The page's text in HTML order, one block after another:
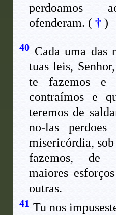
ofenderam. ( †)
40 Cada uma das
tuas leis,
te fazemos e
contraímos e
teremos de
no-las
misericórdia, sob
fazemos, de
maiores
outras.
41 Tu nos